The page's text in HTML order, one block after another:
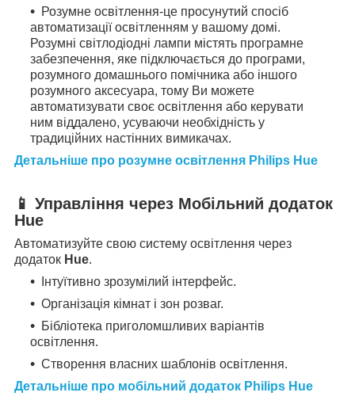
Розумне освітлення-це просунутий спосіб
автоматизації освітленням у вашому домі.
Розумні світлодіодні лампи містять програмне
забезпечення, яке підключається до програми,
розумного домашнього помічника або іншого
розумного аксесуара, тому Ви можете
автоматизувати своє освітлення або керувати
ним віддалено, усуваючи необхідність у
традиційних настінних вимикачах.
Детальніше про розумне освітлення Philips Hue
📱 Управління через Мобільний додаток
Hue
Автоматизуйте свою систему освітлення через
додаток Hue.
Інтуїтивно зрозумілий інтерфейс.
Організація кімнат і зон розваг.
Бібліотека приголомшливих варіантів
освітлення.
Створення власних шаблонів освітлення.
Детальніше про мобільний додаток Philips Hue